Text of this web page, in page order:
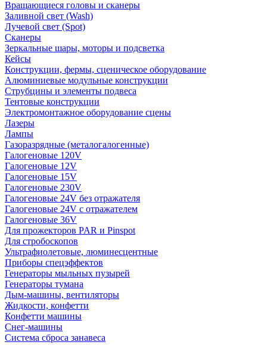
Вращающиеся головы и сканеры
Заливной свет (Wash)
Лучевой свет (Spot)
Сканеры
Зеркальные шары, моторы и подсветка
Кейсы
Конструкции, фермы, сценическое оборудование
Алюминиевые модульные конструкции
Струбцины и элементы подвеса
Тентовые конструкции
Электромонтажное оборудование сцены
Лазеры
Лампы
Газоразрядные (металогалогенные)
Галогеновые 120V
Галогеновые 12V
Галогеновые 15V
Галогеновые 230V
Галогеновые 24V без отражателя
Галогеновые 24V с отражателем
Галогеновые 36V
Для прожекторов PAR и Pinspot
Для стробоскопов
Ультрафиолетовые, люминесцентные
Приборы спецэффектов
Генераторы мыльных пузырей
Генераторы тумана
Дым-машины, вентиляторы
Жидкости, конфетти
Конфетти машины
Снег-машины
Система сброса занавеса